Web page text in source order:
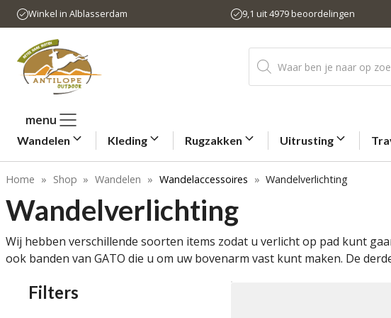
naar
inhoud
Winkel in Alblasserdam 9,1 uit 4979 beoordelingen
Producten
zoeken
menu
Wandelen Kleding Rugzakken Uitrusting
Home » Shop » Wandelen » Wandelaccessoires » Wandelverlichting
Wandelverlichting
Wij hebben verschillende soorten items zodat u verlicht op pad kunt
ook banden van GATO die u om uw bovenarm vast kunt maken. De
Filters